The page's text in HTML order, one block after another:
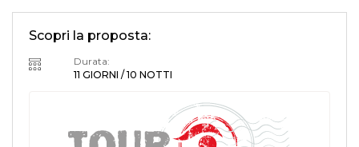
Scopri la proposta:
Durata:
11 GIORNI / 10 NOTTI